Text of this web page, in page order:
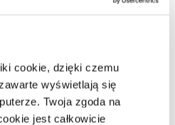
cookie, dzięki czemu
wyświetlają się
Twoja zgoda na
jest całkowicie
komunikują wartość i
podjęcia decyzji. Warto
różnych branż, aby
i przenieść dobre